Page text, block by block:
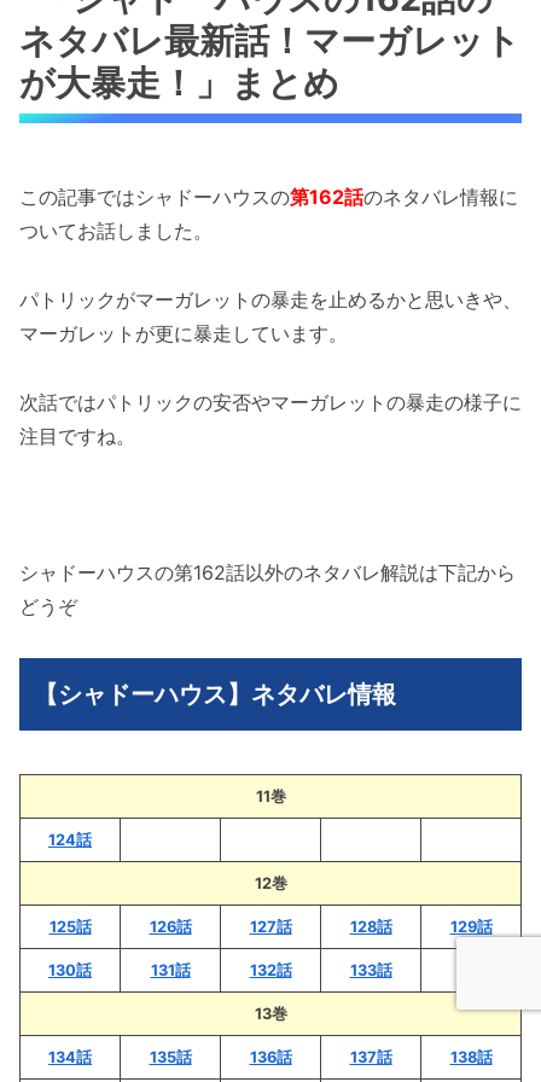
ネタバレ最新話！マーガレット
が大暴走！」まとめ
この記事ではシャドーハウスの第162話のネタバレ情報に
ついてお話しました。
パトリックがマーガレットの暴走を止めるかと思いきや、
マーガレットが更に暴走しています。
次話ではパトリックの安否やマーガレットの暴走の様子に
注目ですね。
シャドーハウスの第162話以外のネタバレ解説は下記から
どうぞ
【シャドーハウス】ネタバレ情報
11巻
124話
12巻
125話 126話 127話 128話 129話
130話 131話 132話 133話
13巻
134話 135話 136話 137話 138話